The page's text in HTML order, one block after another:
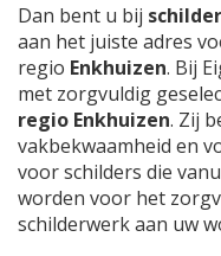
Dan bent u bij
aan het juiste adres
regio Enkhuizen. Bij
met zorgvuldig
regio Enkhuizen. Zij
vakbekwaamheid en
voor schilders die
worden voor het
schilderwerk aan uw